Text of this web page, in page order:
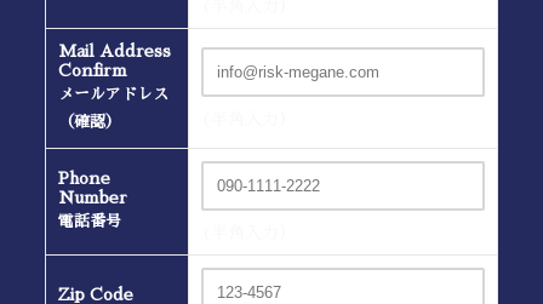
Mail Address
Confirm
メールアドレス
（確認）
Phone
Number
電話番号
Zip Code